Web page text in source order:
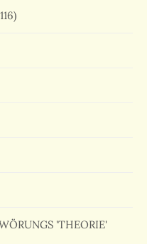
'THEORIE'